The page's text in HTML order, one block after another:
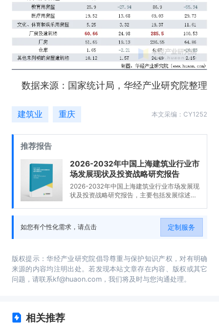
数据来源：国家统计局，华经产业研究院整理
建筑业 重庆 本文采编：CY1252
推荐报告
2026-2032年中国上海建筑业行业市
场发展现状及投资战略研究报告
2026-2032年中国上海建筑业行业市场发展现
状及投资战略研究报告，主要包括发展综述、
如您有个性化需求，请点击
定制服务
版权提示：华经产业研究院倡导尊重与保护知识产权，对有明确
来源的内容均注明出处。若发现本站文章存在内容、版权或其它
问题，请联系kf@huaon.com，我们将及时与您沟通处理。
相关推荐